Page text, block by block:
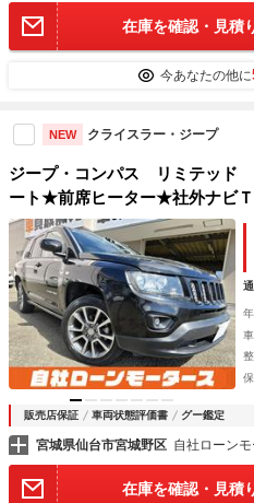
在庫を確認・見積
今あなたの他に
NEW クライスラー・ジープ
ジープ・コンパス リミテッ
ート★前席ヒーター★社外ナビ
ｔｈ★バックカメラ★キーレス★
１８インチアルミ★ルーフレー
販売店保証 車両状態評価書 グー鑑定
宮城県仙台市宮城野区
在庫を確認・見積